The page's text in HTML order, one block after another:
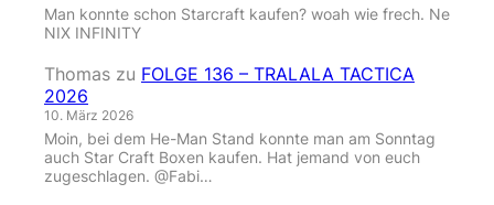
Man konnte schon Starcraft kaufen? woah wie frech. Ne
NIX INFINITY
Thomas zu FOLGE 136 – TRALALA TACTICA
2026
10. März 2026
Moin, bei dem He-Man Stand konnte man am Sonntag
auch Star Craft Boxen kaufen. Hat jemand von euch
zugeschlagen. @Fabi…